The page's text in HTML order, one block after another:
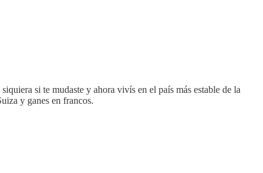
si te mudaste y ahora vivís en el país más estable de la
y ganes en francos.